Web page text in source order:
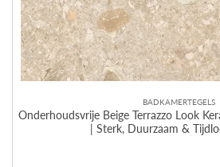
BADKAMERTEGELS
Onderhoudsvrije Beige Terrazzo Look
| Sterk, Duurzaam &